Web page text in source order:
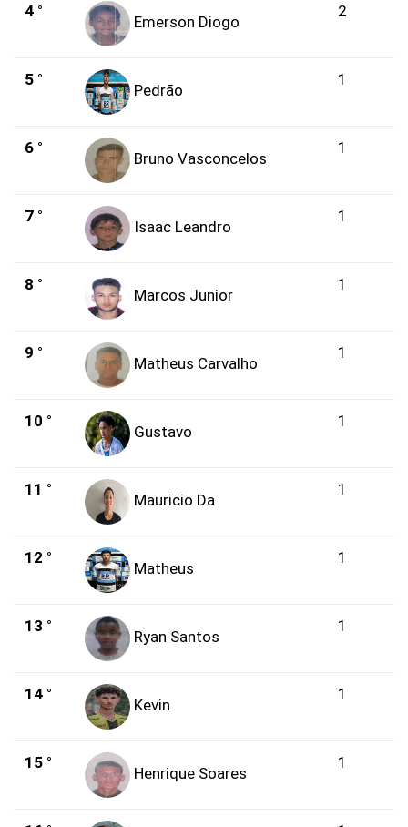
4 °
Emerson Diogo
2
5 °
Pedrão
1
6 °
Bruno Vasconcelos
1
7 °
Isaac Leandro
1
8 °
Marcos Junior
1
9 °
Matheus Carvalho
1
10 °
Gustavo
1
11 °
Mauricio Da
1
12 °
Matheus
1
13 °
Ryan Santos
1
14 °
Kevin
1
15 °
Henrique Soares
1